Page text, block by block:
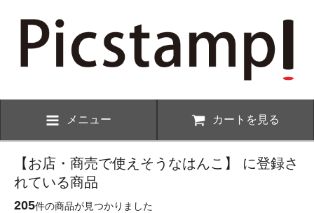
メニュー カートを見る
【お店・商売で使えそうなはんこ】 に登録さ
れている商品
205件の商品が見つかりました